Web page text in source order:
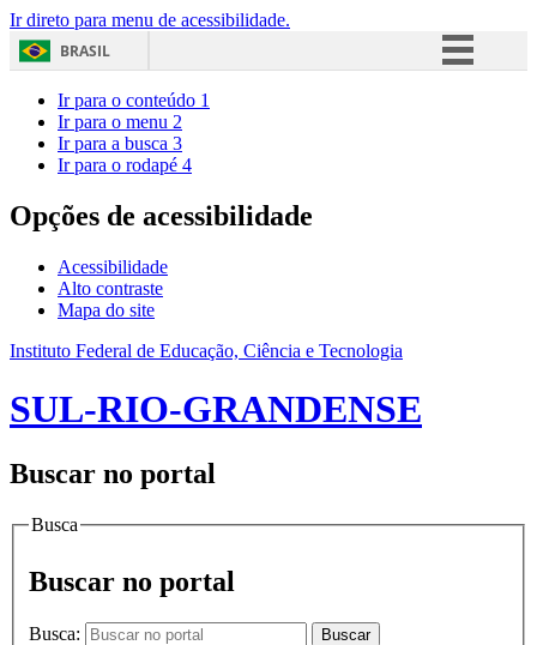
Ir direto para menu de acessibilidade.
BRASIL
Acesso à informação
Ir para o conteúdo 1
Ir para o menu 2
Ir para a busca 3
Ir para o rodapé 4
Opções de acessibilidade
Acessibilidade
Alto contraste
Mapa do site
Instituto Federal de Educação, Ciência e Tecnologia
SUL-RIO-GRANDENSE
Buscar no portal
Busca
Buscar no portal
Busca: Buscar